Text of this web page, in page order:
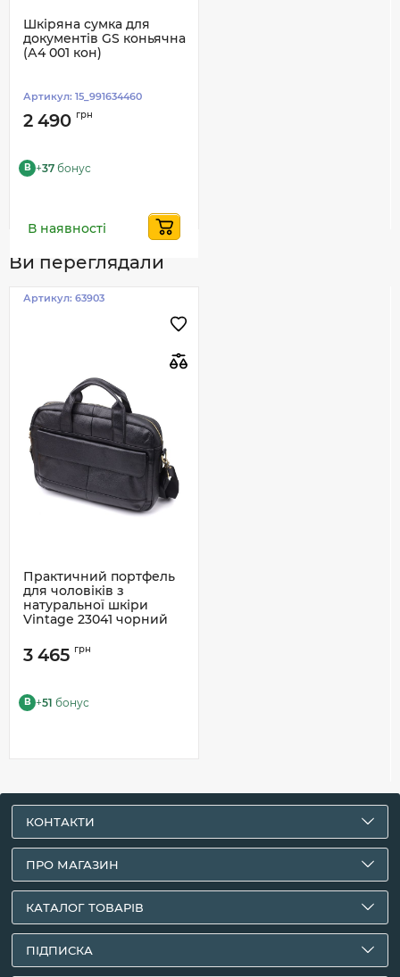
Шкіряна сумка для
документів GS коньячна
(А4 001 кон)
Артикул: 15_991634460
2 490 грн
B +37 бонус
В наявності
Ви переглядали
Артикул: 63903
Практичний портфель
для чоловіків з
натуральної шкіри
Vintage 23041 чорний
3 465 грн
B +51 бонус
КОНТАКТИ
ПРО МАГАЗИН
КАТАЛОГ ТОВАРІВ
ПІДПИСКА